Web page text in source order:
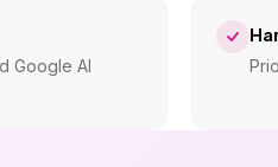
Google AI